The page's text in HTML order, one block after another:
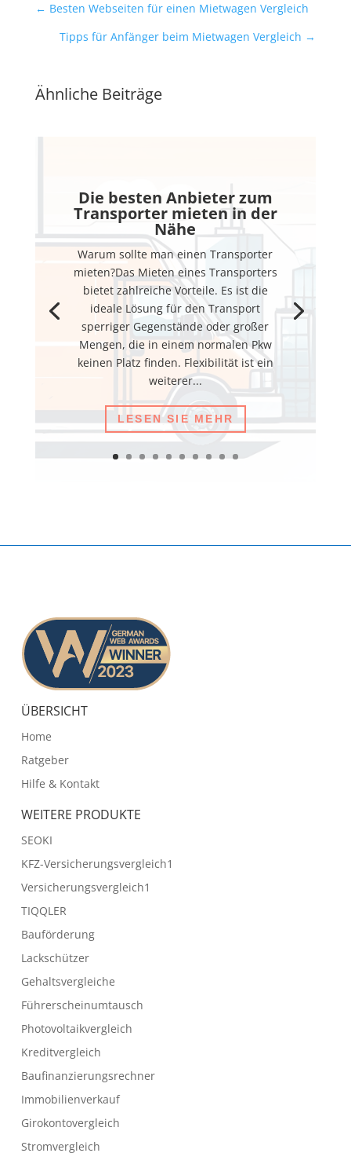
← Besten Webseiten für einen Mietwagen Vergleich
Tipps für Anfänger beim Mietwagen Vergleich →
Ähnliche Beiträge
Die besten Anbieter zum
Transporter mieten in der
Nähe
Warum sollte man einen Transporter
mieten?Das Mieten eines Transporters
bietet zahlreiche Vorteile. Es ist die
ideale Lösung für den Transport
sperriger Gegenstände oder großer
Mengen, die in einem normalen Pkw
keinen Platz finden. Flexibilität ist ein
weiterer...
LESEN SIE MEHR
ÜBERSICHT
Home
Ratgeber
Hilfe & Kontakt
WEITERE PRODUKTE
SEOKI
KFZ-Versicherungsvergleich1
Versicherungsvergleich1
TIQQLER
Bauförderung
Lackschützer
Gehaltsvergleiche
Führerscheinumtausch
Photovoltaikvergleich
Kreditvergleich
Baufinanzierungsrechner
Immobilienverkauf
Girokontovergleich
Stromvergleich